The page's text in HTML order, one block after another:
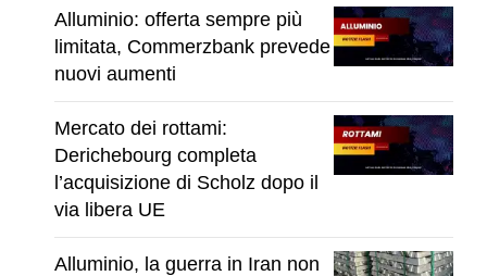
Alluminio: offerta sempre più
limitata, Commerzbank prevede
nuovi aumenti
Mercato dei rottami:
Derichebourg completa
l’acquisizione di Scholz dopo il
via libera UE
Alluminio, la guerra in Iran non